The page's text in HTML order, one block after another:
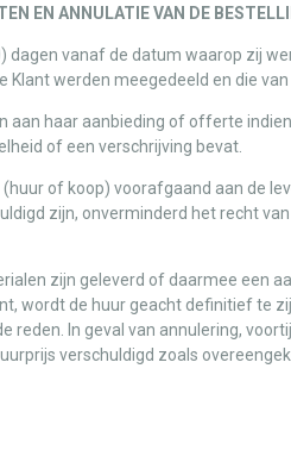
EN ANNULATIE VAN DE
vanaf de datum waarop zij
werden meegedeeld en die
aan haar aanbieding of offerte
of een verschrijving bevat.
(huur of koop) voorafgaand aan de
zijn, onverminderd het recht
zijn geleverd of daarmee een
wordt de huur geacht definitief te
reden. In geval van annulering,
verschuldigd zoals